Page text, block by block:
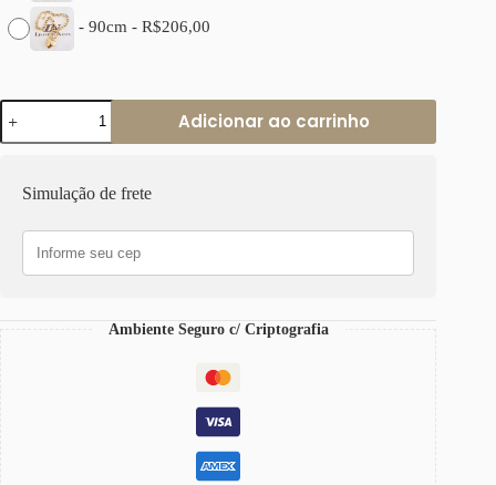
- 90cm - R$206,00
Colar
Coração
Gorducho
Ouro
Português-
quantidade
Adicionar ao carrinho
Simulação de frete
Ambiente Seguro c/ Criptografia